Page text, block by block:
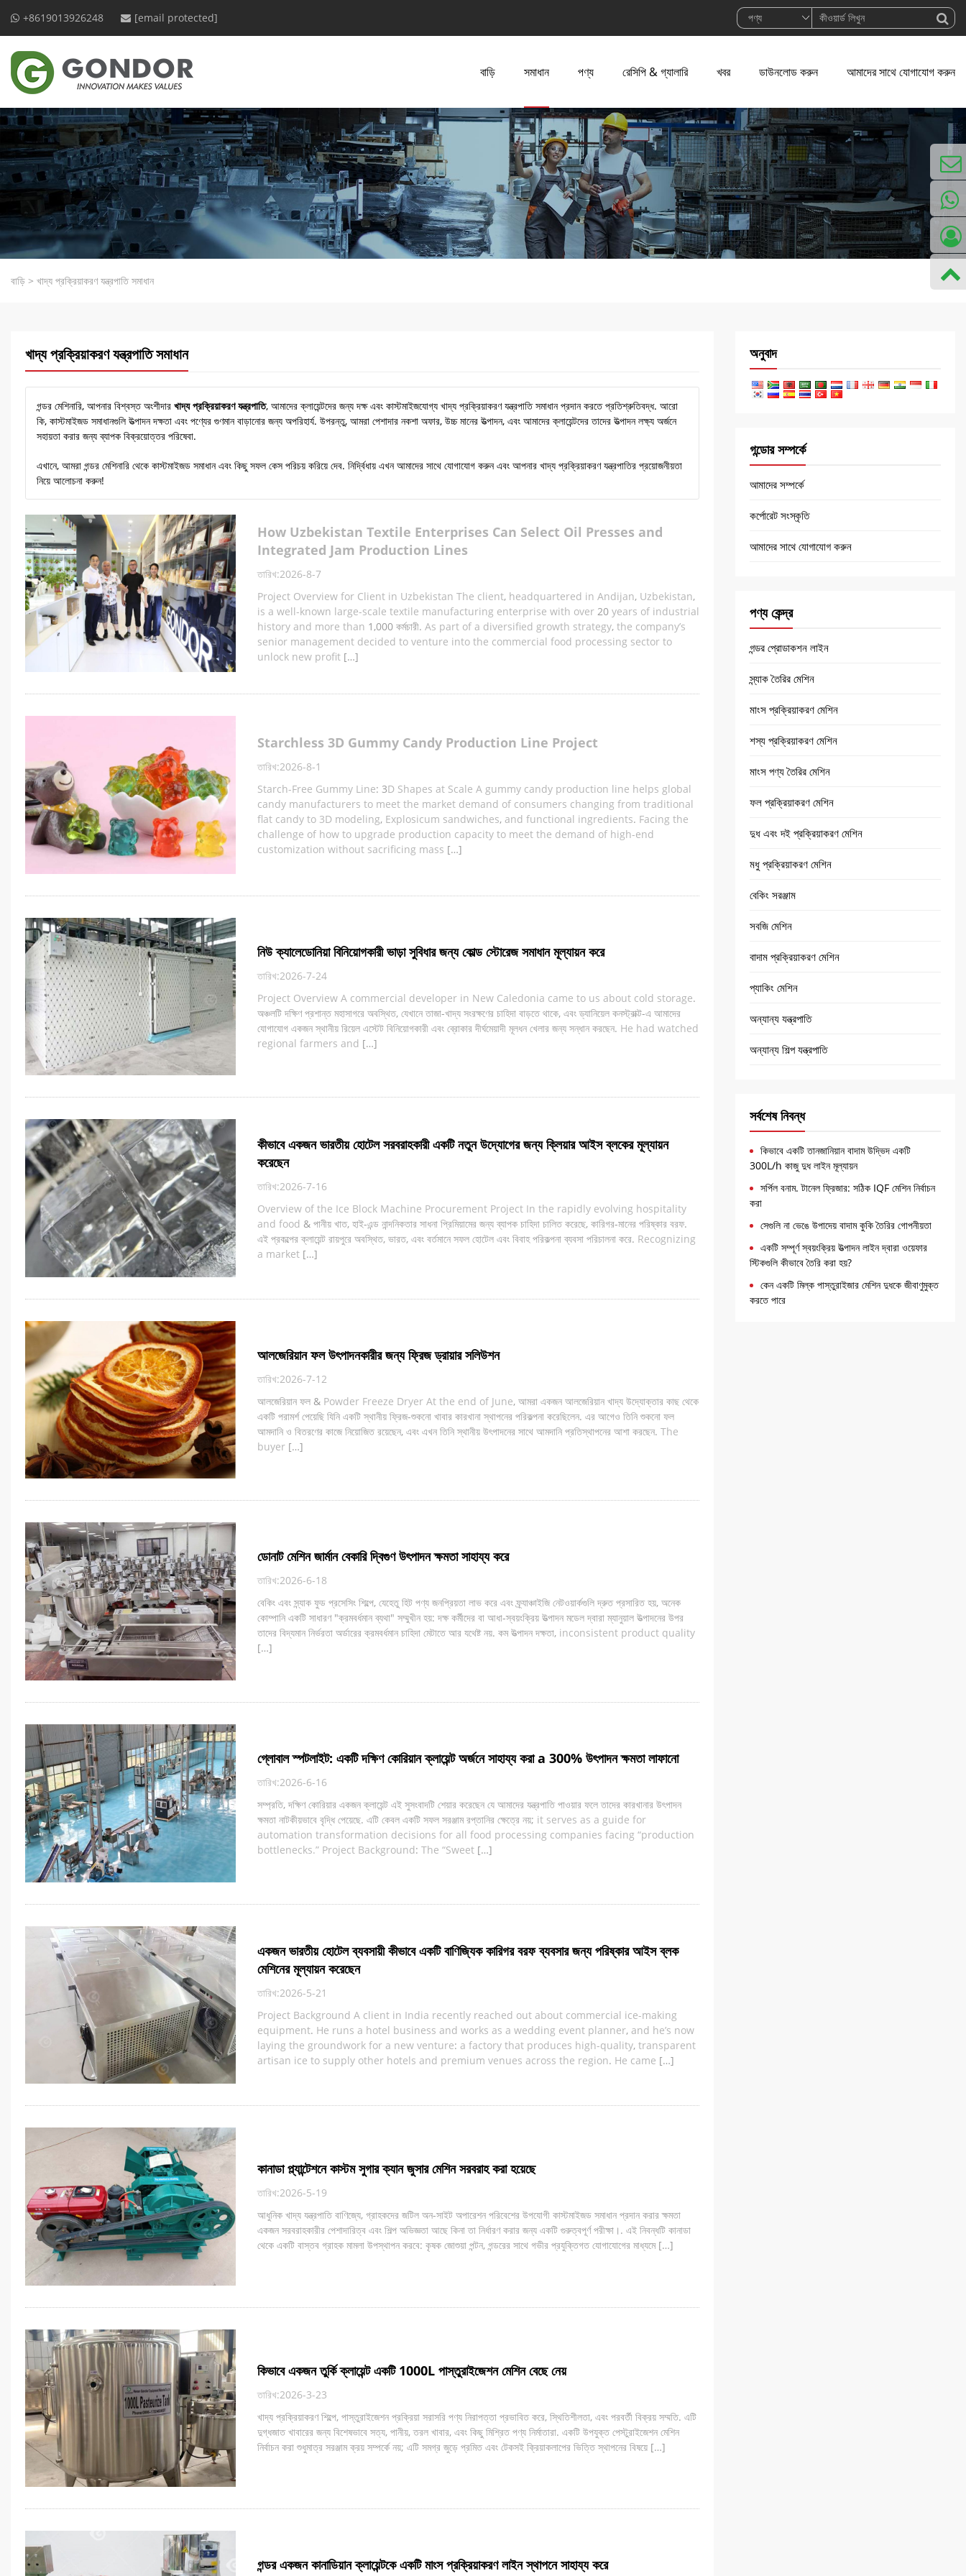
+8619013926248 [email protected]
বাড়ি সমাধান পণ্য রেসিপি & গ্যালারি খবর ডাউনলোড করুন আমাদের সাথে যোগাযোগ করুন
বাড়ি > খাদ্য প্রক্রিয়াকরণ যন্ত্রপাতি সমাধান
খাদ্য প্রক্রিয়াকরণ যন্ত্রপাতি সমাধান
গন্ডর মেশিনারি, আপনার বিশ্বস্ত অংশীদার খাদ্য প্রক্রিয়াকরণ যন্ত্রপাতি, আমাদের ক্লায়েন্টদের জন্য দক্ষ এবং কাস্টমাইজযোগ্য খাদ্য প্রক্রিয়াকরণ যন্ত্রপাতি সমাধান প্রদান করতে প্রতিশ্রুতিবদ্ধ. আরো
কি, কাস্টমাইজড সমাধানগুলি উত্পাদন দক্ষতা এবং পণ্যের গুণমান বাড়ানোর জন্য অপরিহার্য. উপরন্তু, আমরা পেশাদার নকশা অফার, উচ্চ মানের উত্পাদন, এবং আমাদের ক্লায়েন্টদের তাদের উত্পাদন লক্ষ্য অর্জনে
সহায়তা করার জন্য ব্যাপক বিক্রয়োত্তর পরিষেবা.
এখানে, আমরা গন্ডর মেশিনারি থেকে কাস্টমাইজড সমাধান এবং কিছু সফল কেস পরিচয় করিয়ে দেব. নির্দ্বিধায় এখন আমাদের সাথে যোগাযোগ করুন এবং আপনার খাদ্য প্রক্রিয়াকরণ যন্ত্রপাতির প্রয়োজনীয়তা
নিয়ে আলোচনা করুন!
How Uzbekistan Textile Enterprises Can Select Oil Presses and
Integrated Jam Production Lines
তারিখ:2026-8-7
Project Overview for Client in Uzbekistan The client, headquartered in Andijan, Uzbekistan,
is a well-known large-scale textile manufacturing enterprise with over20 years of industrial
history and more than 1,000 কর্মচারী. As part of a diversified growth strategy, the company’s
senior management decided to venture into the commercial food processing sector to
unlock new profit[…]
Starchless 3D Gummy Candy Production Line Project
তারিখ:2026-8-1
Starch-Free Gummy Line: 3D Shapes at Scale A gummy candy production line helps global
candy manufacturers to meet the market demand of consumers changing from traditional
flat candy to 3D modeling, Explosicum sandwiches, and functional ingredients. Facing the
challenge of how to upgrade production capacity to meet the demand of high-end
customization without sacrificing mass […]
নিউ ক্যালেডোনিয়া বিনিয়োগকারী ভাড়া সুবিধার জন্য কোল্ড স্টোরেজ সমাধান মূল্যায়ন করে
তারিখ:2026-7-24
Project Overview A commercial developer in New Caledonia came to us about cold storage.
অঞ্চলটি দক্ষিণ প্রশান্ত মহাসাগরে অবস্থিত, যেখানে তাজা-খাদ্য সংরক্ষণের চাহিদা বাড়তে থাকে, এবং ড্যানিয়েল কনস্ট্রাক্ট-এ আমাদের
যোগাযোগ একজন স্থানীয় রিয়েল এস্টেট বিনিয়োগকারী এবং ব্রোকার দীর্ঘমেয়াদী মূলধন খেলার জন্য সন্ধান করছেন. He had watched
regional farmers and […]
কীভাবে একজন ভারতীয় হোটেল সরবরাহকারী একটি নতুন উদ্যোগের জন্য ক্লিয়ার আইস ব্লকের মূল্যায়ন
করেছেন
তারিখ:2026-7-16
Overview of the Ice Block Machine Procurement Project In the rapidly evolving hospitality
and food & পানীয় খাত, হাই-এন্ড নান্দনিকতার সাধনা প্রিমিয়ামের জন্য ব্যাপক চাহিদা চালিত করেছে, কারিগর-মানের পরিষ্কার বরফ.
এই প্রকল্পের ক্লায়েন্ট রায়পুরে অবস্থিত, ভারত, এবং বর্তমানে সফল হোটেল এবং বিবাহ পরিকল্পনা ব্যবসা পরিচালনা করে. Recognizing
a market[…]
আলজেরিয়ান ফল উৎপাদনকারীর জন্য ফ্রিজ ড্রায়ার সলিউশন
তারিখ:2026-7-12
আলজেরিয়ান ফল & Powder Freeze Dryer At the end of June, আমরা একজন আলজেরিয়ান খাদ্য উদ্যোক্তার কাছ থেকে
একটি পরামর্শ পেয়েছি যিনি একটি স্থানীয় ফ্রিজ-শুকনো খাবার কারখানা স্থাপনের পরিকল্পনা করেছিলেন. এর আগেও তিনি শুকনো ফল
আমদানি ও বিতরণের কাজে নিয়োজিত রয়েছেন, এবং এখন তিনি স্থানীয় উৎপাদনের সাথে আমদানি প্রতিস্থাপনের আশা করছেন. The
buyer[…]
ডোনাট মেশিন জার্মান বেকারি দ্বিগুণ উৎপাদন ক্ষমতা সাহায্য করে
তারিখ:2026-6-18
বেকিং এবং স্ন্যাক ফুড প্রসেসিং শিল্পে, যেহেতু হিট পণ্য জনপ্রিয়তা লাভ করে এবং ফ্র্যাঞ্চাইজি নেটওয়ার্কগুলি দ্রুত প্রসারিত হয়, অনেক
কোম্পানি একটি সাধারণ "ক্রমবর্ধমান ব্যথা" সম্মুখীন হয়: দক্ষ কর্মীদের বা আধা-স্বয়ংক্রিয় উত্পাদন মডেল দ্বারা ম্যানুয়াল উত্পাদনের উপর
তাদের বিদ্যমান নির্ভরতা অর্ডারের ক্রমবর্ধমান চাহিদা মেটাতে আর যথেষ্ট নয়. কম উত্পাদন দক্ষতা, inconsistent product quality
[…]
গ্লোবাল স্পটলাইট: একটি দক্ষিণ কোরিয়ান ক্লায়েন্ট অর্জনে সাহায্য করা a 300% উৎপাদন ক্ষমতা লাফানো
তারিখ:2026-6-16
সম্প্রতি, দক্ষিণ কোরিয়ার একজন ক্লায়েন্ট এই সুসংবাদটি শেয়ার করেছেন যে আমাদের যন্ত্রপাতি পাওয়ার ফলে তাদের কারখানার উৎপাদন
ক্ষমতা নাটকীয়ভাবে বৃদ্ধি পেয়েছে. এটি কেবল একটি সফল সরঞ্জাম রপ্তানির ক্ষেত্রে নয়; it serves as a guide for
automation transformation decisions for all food processing companies facing “production
bottlenecks.” Project Background: The “Sweet[…]
একজন ভারতীয় হোটেল ব্যবসায়ী কীভাবে একটি বাণিজ্যিক কারিগর বরফ ব্যবসার জন্য পরিষ্কার আইস ব্লক
মেশিনের মূল্যায়ন করেছেন
তারিখ:2026-5-21
Project Background A client in India recently reached out about commercial ice-making
equipment. He runs a hotel business and works as a wedding event planner, and he’s now
laying the groundwork for a new venture: a factory that produces high-quality, transparent
artisan ice to supply other hotels and premium venues across the region. He came […]
কানাডা প্ল্যান্টেশনে কাস্টম সুগার ক্যান জুসার মেশিন সরবরাহ করা হয়েছে
তারিখ:2026-5-19
আধুনিক খাদ্য যন্ত্রপাতি বাণিজ্যে, গ্রাহকদের জটিল অন-সাইট অপারেশন পরিবেশের উপযোগী কাস্টমাইজড সমাধান প্রদান করার ক্ষমতা
একজন সরবরাহকারীর পেশাদারিত্ব এবং শিল্প অভিজ্ঞতা আছে কিনা তা নির্ধারণ করার জন্য একটি গুরুত্বপূর্ণ পরীক্ষা।. এই নিবন্ধটি কানাডা
থেকে একটি বাস্তব গ্রাহক মামলা উপস্থাপন করবে: কৃষক জোশুয়া পন্টন, গন্ডরের সাথে গভীর প্রযুক্তিগত যোগাযোগের মাধ্যমে […]
কিভাবে একজন তুর্কি ক্লায়েন্ট একটি 1000L পাস্তুরাইজেশন মেশিন বেছে নেয়
তারিখ:2026-3-23
খাদ্য প্রক্রিয়াকরণ শিল্পে, পাস্তুরাইজেশন প্রক্রিয়া সরাসরি পণ্য নিরাপত্তা প্রভাবিত করে, স্থিতিশীলতা, এবং পরবর্তী বিক্রয় সম্মতি. এটি
দুগ্ধজাত খাবারের জন্য বিশেষভাবে সত্য, পানীয়, তরল খাবার, এবং কিছু মিশ্রিত পণ্য নির্মাতারা. একটি উপযুক্ত পেস্টুরাইজেশন মেশিন
নির্বাচন করা শুধুমাত্র সরঞ্জাম ক্রয় সম্পর্কে নয়; এটি সমগ্র জুড়ে প্রমিত এবং টেকসই ক্রিয়াকলাপের ভিত্তি স্থাপনের বিষয়ে […]
গন্ডর একজন কানাডিয়ান ক্লায়েন্টকে একটি মাংস প্রক্রিয়াকরণ লাইন স্থাপনে সাহায্য করে
অনুবাদ
গন্ডোর সম্পর্কে
আমাদের সম্পর্কে
কর্পোরেট সংস্কৃতি
আমাদের সাথে যোগাযোগ করুন
পণ্য কেন্দ্র
গন্ডর প্রোডাকশন লাইন
স্ন্যাক তৈরির মেশিন
মাংস প্রক্রিয়াকরণ মেশিন
শস্য প্রক্রিয়াকরণ মেশিন
মাংস পণ্য তৈরির মেশিন
ফল প্রক্রিয়াকরণ মেশিন
দুধ এবং দই প্রক্রিয়াকরণ মেশিন
মধু প্রক্রিয়াকরণ মেশিন
বেকিং সরঞ্জাম
সবজি মেশিন
বাদাম প্রক্রিয়াকরণ মেশিন
প্যাকিং মেশিন
অন্যান্য যন্ত্রপাতি
অন্যান্য শিল্প যন্ত্রপাতি
সর্বশেষ নিবন্ধ
কিভাবে একটি তানজানিয়ান বাদাম উদ্ভিদ একটি
300L/h কাজু দুধ লাইন মূল্যায়ন
সর্পিল বনাম. টানেল ফ্রিজার: সঠিক IQF মেশিন নির্বাচন
করা
সেগুলি না ভেঙে উপাদেয় বাদাম কুকি তৈরির গোপনীয়তা
একটি সম্পূর্ণ স্বয়ংক্রিয় উত্পাদন লাইন দ্বারা ওয়েফার
স্টিকগুলি কীভাবে তৈরি করা হয়?
কেন একটি মিল্ক পাস্তুরাইজার মেশিন দুধকে জীবাণুমুক্ত
করতে পারে